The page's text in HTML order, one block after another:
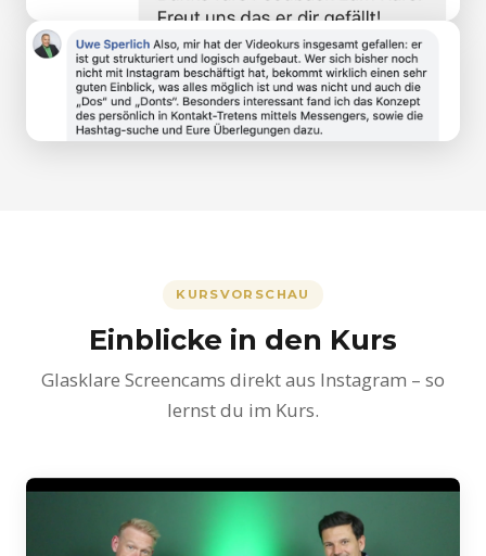
KURSVORSCHAU
Einblicke in den Kurs
Glasklare Screencams direkt aus Instagram – so
lernst du im Kurs.